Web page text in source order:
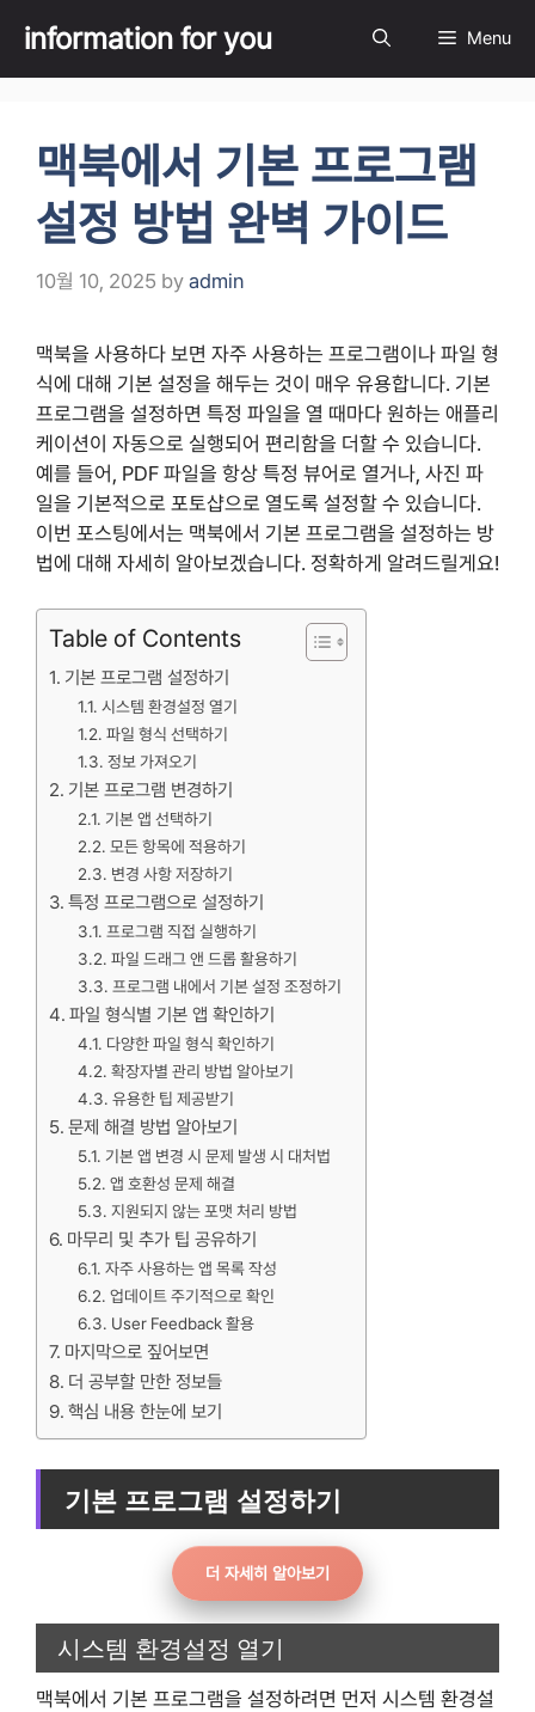
content
information for you Menu
맥북에서 기본 프로그램
설정 방법 완벽 가이드
10월 10, 2025 by admin
맥북을 사용하다 보면 자주 사용하는 프로그램이나 파일 형
식에 대해 기본 설정을 해두는 것이 매우 유용합니다. 기본
프로그램을 설정하면 특정 파일을 열 때마다 원하는 애플리
케이션이 자동으로 실행되어 편리함을 더할 수 있습니다.
예를 들어, PDF 파일을 항상 특정 뷰어로 열거나, 사진 파
일을 기본적으로 포토샵으로 열도록 설정할 수 있습니다.
이번 포스팅에서는 맥북에서 기본 프로그램을 설정하는 방
법에 대해 자세히 알아보겠습니다. 정확하게 알려드릴게요!
Table of Contents
기본 프로그램 설정하기
시스템 환경설정 열기
파일 형식 선택하기
정보 가져오기
기본 프로그램 변경하기
기본 앱 선택하기
모든 항목에 적용하기
변경 사항 저장하기
특정 프로그램으로 설정하기
프로그램 직접 실행하기
파일 드래그 앤 드롭 활용하기
프로그램 내에서 기본 설정 조정하기
파일 형식별 기본 앱 확인하기
다양한 파일 형식 확인하기
확장자별 관리 방법 알아보기
유용한 팁 제공받기
문제 해결 방법 알아보기
기본 앱 변경 시 문제 발생 시 대처법
앱 호환성 문제 해결
지원되지 않는 포맷 처리 방법
마무리 및 추가 팁 공유하기
자주 사용하는 앱 목록 작성
업데이트 주기적으로 확인
User Feedback 활용
마지막으로 짚어보면
더 공부할 만한 정보들
핵심 내용 한눈에 보기
기본 프로그램 설정하기
더 자세히 알아보기
시스템 환경설정 열기
맥북에서 기본 프로그램을 설정하려면 먼저 시스템 환경설